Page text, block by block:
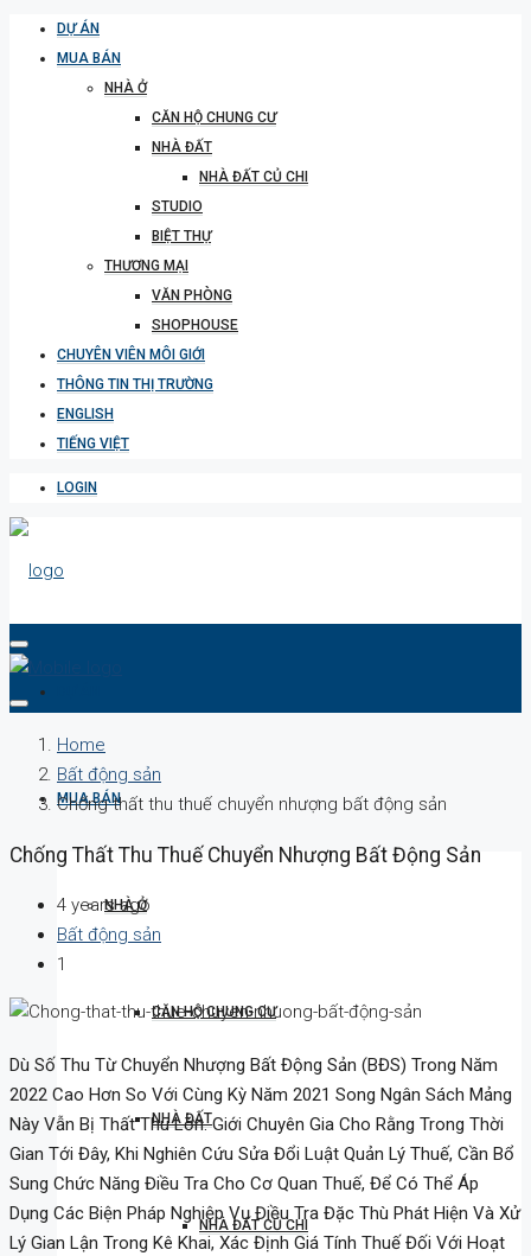
DỰ ÁN
MUA BÁN
NHÀ Ở
CĂN HỘ CHUNG CƯ
NHÀ ĐẤT
NHÀ ĐẤT CỦ CHI
STUDIO
BIỆT THỰ
THƯƠNG MẠI
VĂN PHÒNG
SHOPHOUSE
CHUYÊN VIÊN MÔI GIỚI
THÔNG TIN THỊ TRƯỜNG
ENGLISH
TIẾNG VIỆT
LOGIN
MUA BÁN
NHÀ Ở
CĂN HỘ CHUNG CƯ
NHÀ ĐẤT
NHÀ ĐẤT CỦ CHI
Home
Bất động sản
Chống thất thu thuế chuyển nhượng bất động sản
Chống Thất Thu Thuế Chuyển Nhượng Bất Động Sản
4 years ago
Bất động sản
1
Dù Số Thu Từ Chuyển Nhượng Bất Động Sản (BĐS) Trong Năm
2022 Cao Hơn So Với Cùng Kỳ Năm 2021 Song Ngân Sách Mảng
Này Vẫn Bị Thất Thu Lớn. Giới Chuyên Gia Cho Rằng Trong Thời
Gian Tới Đây, Khi Nghiên Cứu Sửa Đổi Luật Quản Lý Thuế, Cần Bổ
Sung Chức Năng Điều Tra Cho Cơ Quan Thuế, Để Có Thể Áp
Dụng Các Biện Pháp Nghiệp Vụ Điều Tra Đặc Thù Phát Hiện Và Xử
Lý Gian Lận Trong Kê Khai, Xác Định Giá Tính Thuế Đối Với Hoạt